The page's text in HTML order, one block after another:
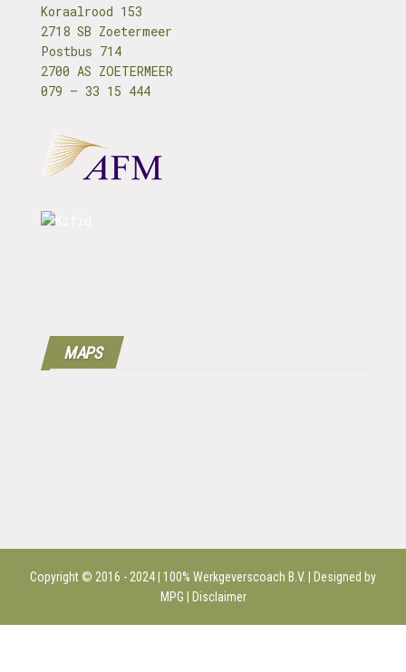
Koraalrood 153
2718 SB Zoetermeer
Postbus 714
2700 AS ZOETERMEER
079 – 33 15 444
MAPS
Copyright © 2016 - 2024 | 100% Werkgeverscoach B.V. | Designed by
MPG |
Disclaimer